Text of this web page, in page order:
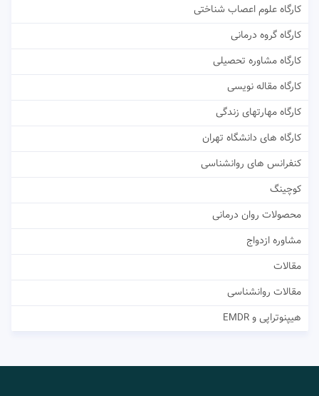
کارگاه علوم اعصاب شناختی
کارگاه گروه درمانی
کارگاه مشاوره تحصیلی
کارگاه مقاله نویسی
کارگاه مهارتهای زندگی
کارگاه های دانشگاه تهران
کنفرانس های روانشناسی
کوچینگ
محصولات روان درمانی
مشاوره ازدواج
مقالات
مقالات روانشناسی
هیپنوتراپی و EMDR